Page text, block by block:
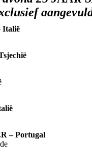
Italië
– Portugal